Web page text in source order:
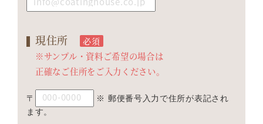
現住所 必須
※サンプル・資料ご希望の場合は
正確なご住所をご入力ください。
〒
※ 郵便番号入力で住所が表記され
ます。